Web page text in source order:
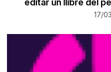
editar un llibre del
17/